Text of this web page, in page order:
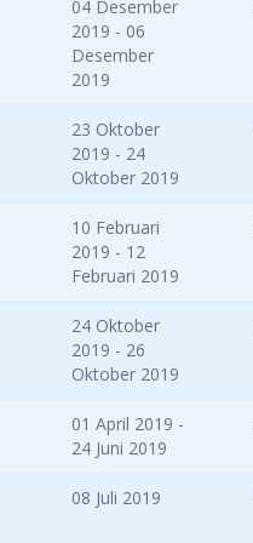
04 Desember
2019 - 06
Desember
2019
23 Oktober
2019 - 24
Oktober 2019
10 Februari
2019 - 12
Februari 2019
24 Oktober
2019 - 26
Oktober 2019
01 April 2019 -
24 Juni 2019
08 Juli 2019